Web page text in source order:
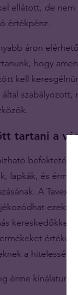
ellátott, de
értékpénz.
áron
hogy
kell
tartani a
befektetést
lapkák, és
A
kereskedőkkel
a hitelességét.
érme kínálatunkat!